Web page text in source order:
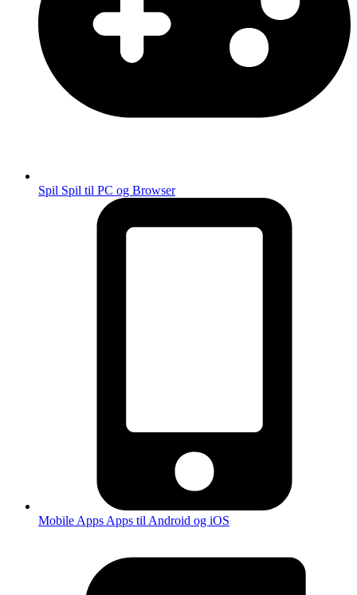
Spil Spil til PC og Browser
Mobile Apps Apps til Android og iOS